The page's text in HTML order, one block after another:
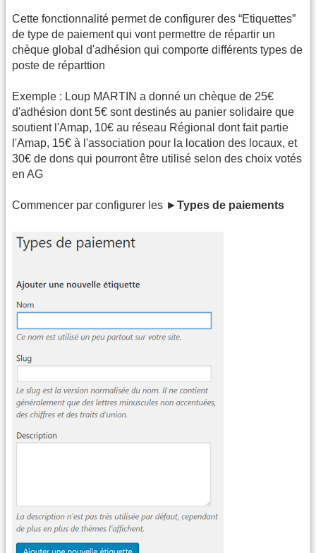
Cette fonctionnalité permet de configurer des “Etiquettes”
de type de paiement qui vont permettre de répartir un
chèque global d'adhésion qui comporte différents types de
poste de réparttion
Exemple : Loup MARTIN a donné un chèque de 25€
d'adhésion dont 5€ sont destinés au panier solidaire que
soutient l'Amap, 10€ au réseau Régional dont fait partie
l'Amap, 15€ à l'association pour la location des locaux, et
30€ de dons qui pourront être utilisé selon des choix votés
en AG
Commencer par configurer les ►Types de paiements